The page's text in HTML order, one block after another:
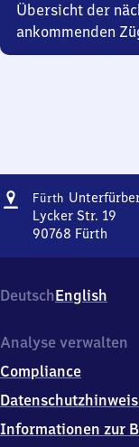
Übersicht der
ankommenden
Adresse
Fürth
Lycker Str. 19
90768 Fürth
Lycker
Str.
9
7
6
Fürth
DeutschEnglish
Analyse verwalten
Compliance
Informationen zur